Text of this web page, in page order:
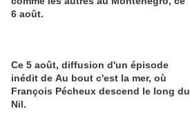
6 août.
Ce 5 août, diffusion d'un épisode
inédit de Au bout c'est la mer, où
François Pécheux descend le long du
Nil.